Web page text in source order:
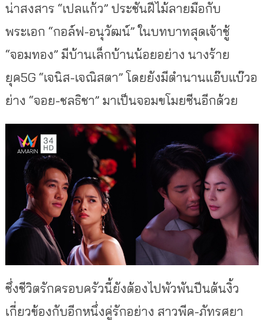
น่าสงสาร “เปลแก้ว” ประชันฝีไม้ลายมือกับ
พระเอก “กอล์ฟ-อนุวัฒน์” ในบทบาทสุดเจ้าชู้
“จอมทอง” มีบ้านเล็กบ้านน้อยอย่าง นางร้าย
ยุค5G “เจนิส-เจณิสตา” โดยยังมีตำนานแอ๊บแบ๊วอ
ย่าง “จอย-ชลธิชา” มาเป็นจอมขโมยซีนอีกด้วย
ซึ่งชีวิตรักครอบครัวนี้ยังต้องไปพัวพันปีนต้นงิ้ว
เกี่ยวข้องกับอีกหนึ่งคู่รักอย่าง สาวพีค-ภัทรศยา